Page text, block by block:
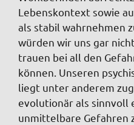
Lebenskontext sowie
als stabil wahrnehmen
würden wir uns gar
trauen bei all den
können. Unseren
liegt unter anderem
evolutionär als sinnvoll
unmittelbare Gefahren